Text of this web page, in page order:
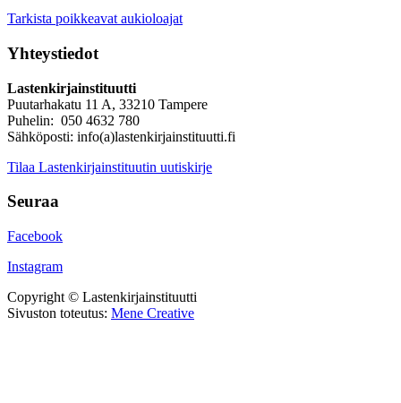
Tarkista poikkeavat aukioloajat
Yhteystiedot
Lastenkirjainstituutti
Puutarhakatu 11 A, 33210 Tampere
Puhelin: 050 4632 780
Sähköposti: info(a)lastenkirjainstituutti.fi
Tilaa Lastenkirjainstituutin uutiskirje
Seuraa
Facebook
Instagram
Copyright © Lastenkirjainstituutti
Sivuston toteutus: Mene Creative